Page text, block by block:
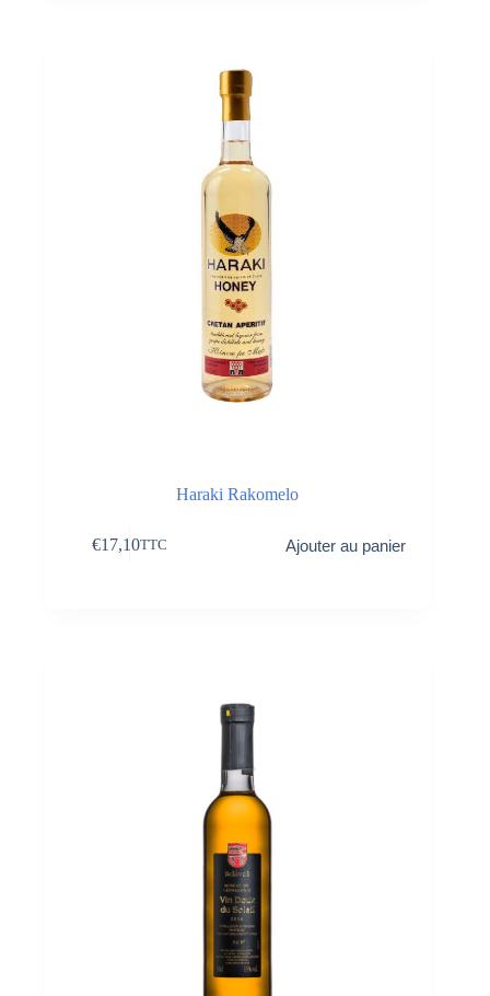
Haraki Rakomelo
€17,10TTC Ajouter au panier